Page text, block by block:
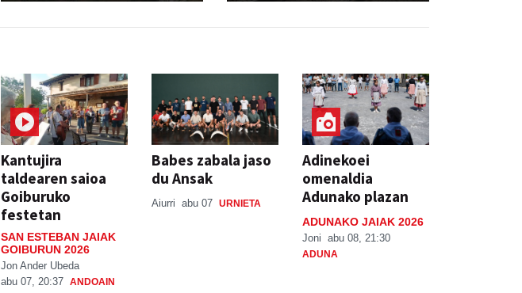
Kantujira
taldearen saioa
Goiburuko
festetan
SAN ESTEBAN JAIAK
GOIBURUN 2026
Jon Ander Ubeda
abu 07, 20:37 ANDOAIN
Babes zabala jaso
du Ansak
Aiurri abu 07 URNIETA
Adinekoei
omenaldia
Adunako plazan
ADUNAKO JAIAK 2026
Joni abu 08, 21:30
ADUNA